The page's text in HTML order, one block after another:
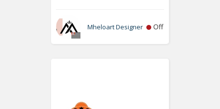
Mheloart Designer Off